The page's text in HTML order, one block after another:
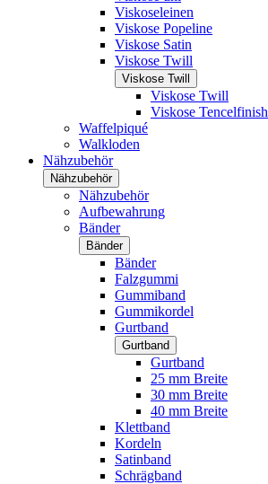
Viskoseleinen
Viskose Popeline
Viskose Satin
Viskose Twill
Viskose Twill
Viskose Twill
Viskose Tencelfinish
Waffelpiqué
Walkloden
Nähzubehör
Nähzubehör
Nähzubehör
Aufbewahrung
Bänder
Bänder
Bänder
Falzgummi
Gummiband
Gummikordel
Gurtband
Gurtband
Gurtband
25 mm Breite
30 mm Breite
40 mm Breite
Klettband
Kordeln
Satinband
Schrägband